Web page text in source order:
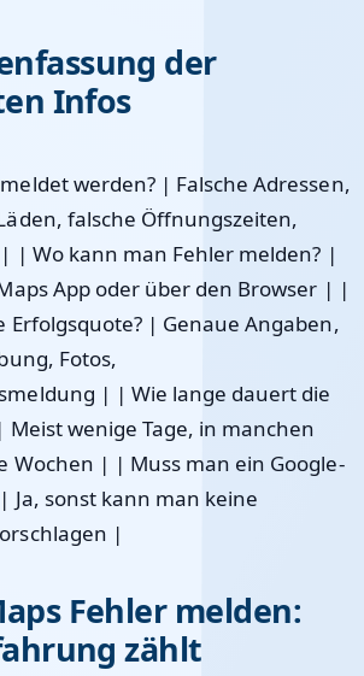
der
Infos
werden? | Falsche Adressen,
falsche Öffnungszeiten,
| Wo kann man Fehler melden? |
App oder über den Browser | |
Erfolgsquote? | Genaue Angaben,
Fotos,
| | Wie lange dauert die
wenige Tage, in manchen
Wochen | | Muss man ein Google-
Ja, sonst kann man keine
|
Fehler melden:
zählt